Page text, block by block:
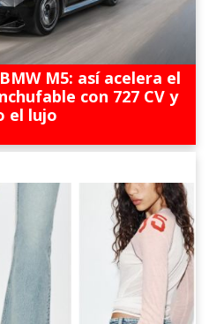
M5: así acelera el
con 727 CV y
el lujo